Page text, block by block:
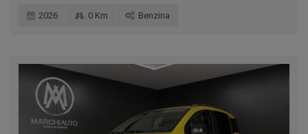
2026 0 Km Benzina